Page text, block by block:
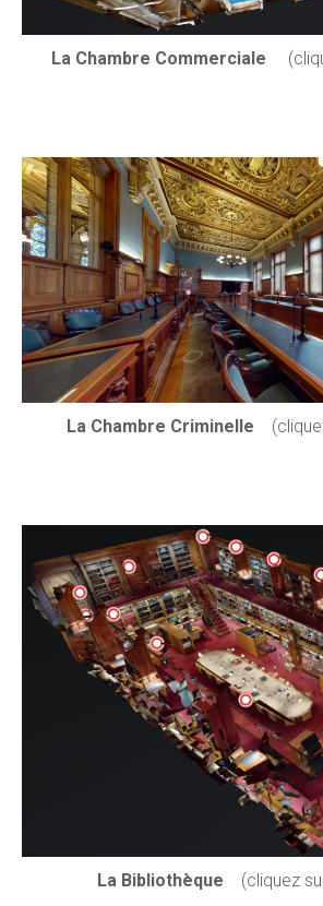
La Chambre Commerciale
La Chambre Criminelle
La Bibliothèque (cliquez